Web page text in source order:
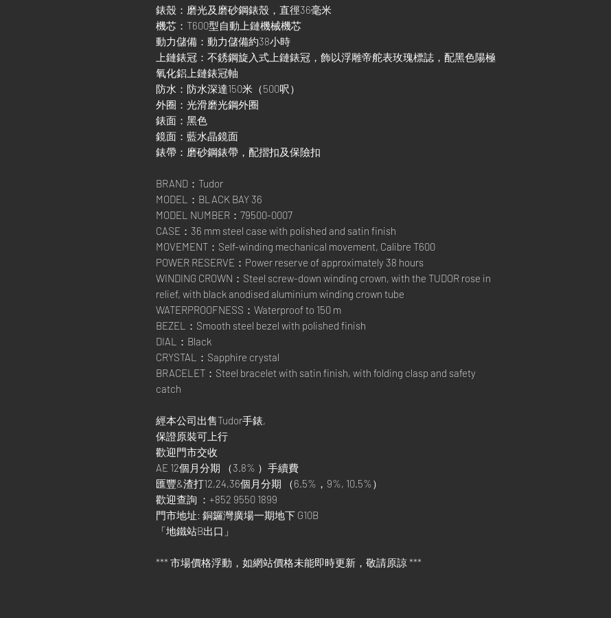
錶殼：磨光及磨砂鋼錶殼，直徑36毫米
機芯：T600型自動上鏈機械機芯
動力儲備：動力儲備約38小時
上鏈錶冠：不銹鋼旋入式上鏈錶冠，飾以浮雕帝舵表玫瑰標誌，配黑色陽極
氧化鋁上鏈錶冠軸
防水：防水深達150米（500呎）
外圈：光滑磨光鋼外圈
錶面：黑色
鏡面：藍水晶鏡面
錶帶：磨砂鋼錶帶，配摺扣及保險扣
BRAND：Tudor
MODEL：BLACK BAY 36
MODEL NUMBER：79500-0007
CASE：36 mm steel case with polished and satin finish
MOVEMENT：Self-winding mechanical movement, Calibre T600
POWER RESERVE：Power reserve of approximately 38 hours
WINDING CROWN：Steel screw-down winding crown, with the TUDOR rose in
relief, with black anodised aluminium winding crown tube
WATERPROOFNESS：Waterproof to 150 m
BEZEL：Smooth steel bezel with polished finish
DIAL：Black
CRYSTAL：Sapphire crystal
BRACELET：Steel bracelet with satin finish, with folding clasp and safety
catch
經本公司出售Tudor手錶,
保證原裝可上行
歡迎門市交收
AE 12個月分期 （3.8% ）手續費
匯豐&渣打12,24,36個月分期 （6.5%，9%, 10.5%）
歡迎查詢 ：+852 9550 1899
門市地址: 銅鑼灣廣場一期地下 G10B
「地鐵站B出口」
*** 市場價格浮動，如網站價格未能即時更新，敬請原諒 ***